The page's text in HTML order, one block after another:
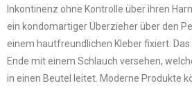
Inkontinenz ohne Kontrolle über ihren
ein kondomartiger Überzieher über den
einem hautfreundlichen Kleber fixiert.
Ende mit einem Schlauch versehen,
in einen Beutel leitet. Moderne Produkte